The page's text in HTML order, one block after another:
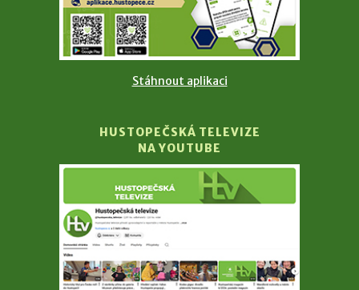
Stáhnout aplikaci
HUSTOPEČSKÁ TELEVIZE
NA YOUTUBE